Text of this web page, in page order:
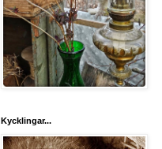
Kycklingar...